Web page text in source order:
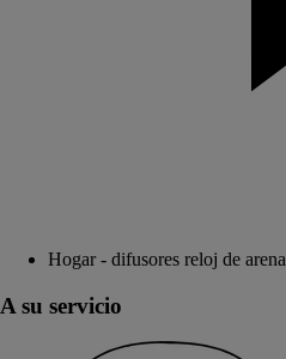
Hogar - difusores reloj de arena
A su servicio